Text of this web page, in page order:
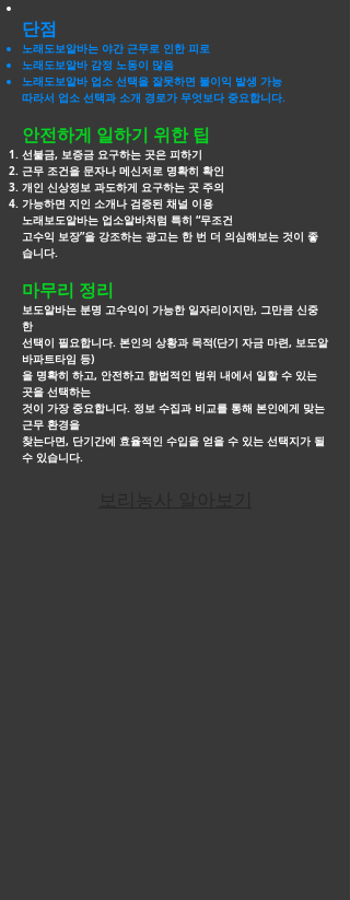
단점
노래도보알바는 야간 근무로 인한 피로
노래도보알바 감정 노동이 많음
노래도보알바 업소 선택을 잘못하면 불이익 발생 가능
따라서 업소 선택과 소개 경로가 무엇보다 중요합니다.
안전하게 일하기 위한 팁
선불금, 보증금 요구하는 곳은 피하기
근무 조건을 문자나 메신저로 명확히 확인
개인 신상정보 과도하게 요구하는 곳 주의
가능하면 지인 소개나 검증된 채널 이용
노래보도알바는 업소알바처럼 특히 “무조건
고수익 보장”을 강조하는 광고는 한 번 더 의심해보는 것이 좋
습니다.
마무리 정리
보도알바는 분명 고수익이 가능한 일자리이지만, 그만큼 신중
한
선택이 필요합니다. 본인의 상황과 목적(단기 자금 마련, 보도알
바파트타임 등)
을 명확히 하고, 안전하고 합법적인 범위 내에서 일할 수 있는
곳을 선택하는
것이 가장 중요합니다. 정보 수집과 비교를 통해 본인에게 맞는
근무 환경을
찾는다면, 단기간에 효율적인 수입을 얻을 수 있는 선택지가 될
수 있습니다.